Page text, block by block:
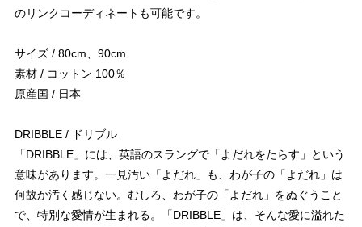
のリンクコーディネートも可能です。
サイズ / 80cm、90cm
素材 / コットン 100％
原産国 / 日本
DRIBBLE / ドリブル
「DRIBBLE」には、英語のスラングで「よだれをたらす」という
意味があります。一見汚い「よだれ」も、わが子の「よだれ」は
何故か汚く感じない。むしろ、わが子の「よだれ」をぬぐうこと
で、特別な愛情が生まれる。「DRIBBLE」は、そんな愛に溢れた